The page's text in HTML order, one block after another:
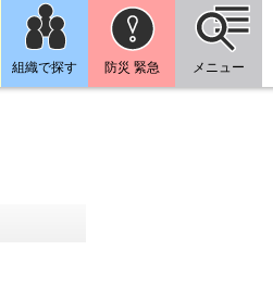
組織で探す 防災 緊急 メニュー